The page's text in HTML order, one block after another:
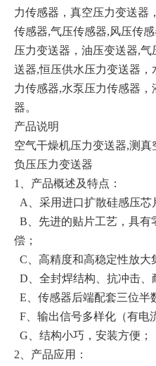
力传感器，真空压力变送器
传感器,气压传感器,风压传
压力变送器，油压变送器,
送器,恒压供水压力变送器
力传感器,水泵压力传感器
器。
产品说明
空气干燥机压力变送器,测真
负压压力变送器
1、产品概述及特点：
A、采用进口扩散硅感压芯
B、先进的贴片工艺，具有
偿；
C、高精度和高稳定性放大
D、全封焊结构、抗冲击、
E、传感器后端配套三位半
F、输出信号多样化（有电
G、结构小巧，安装方便；
2、产品应用：